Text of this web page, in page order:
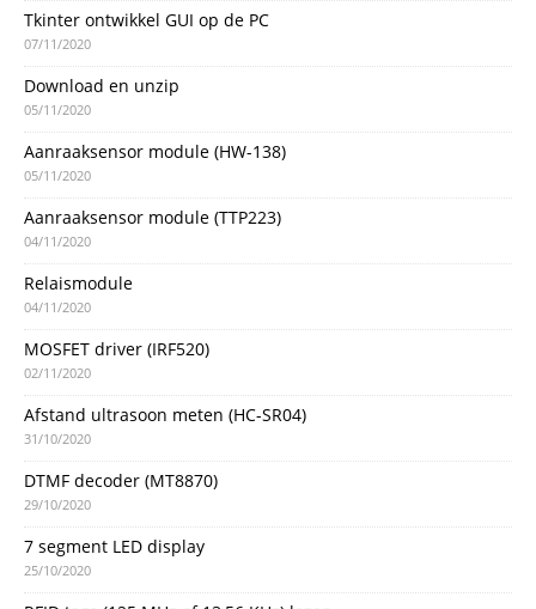
Tkinter ontwikkel GUI op de PC
07/11/2020
Download en unzip
05/11/2020
Aanraaksensor module (HW-138)
05/11/2020
Aanraaksensor module (TTP223)
04/11/2020
Relaismodule
04/11/2020
MOSFET driver (IRF520)
02/11/2020
Afstand ultrasoon meten (HC-SR04)
31/10/2020
DTMF decoder (MT8870)
29/10/2020
7 segment LED display
25/10/2020